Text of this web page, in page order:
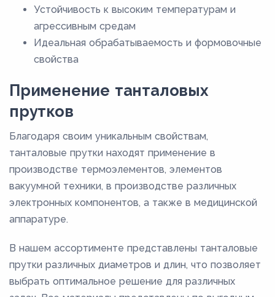
Устойчивость к высоким температурам и
агрессивным средам
Идеальная обрабатываемость и формовочные
свойства
Применение танталовых
прутков
Благодаря своим уникальным свойствам,
танталовые прутки находят применение в
производстве термоэлементов, элементов
вакуумной техники, в производстве различных
электронных компонентов, а также в медицинской
аппаратуре.
В нашем ассортименте представлены танталовые
прутки различных диаметров и длин, что позволяет
выбрать оптимальное решение для различных